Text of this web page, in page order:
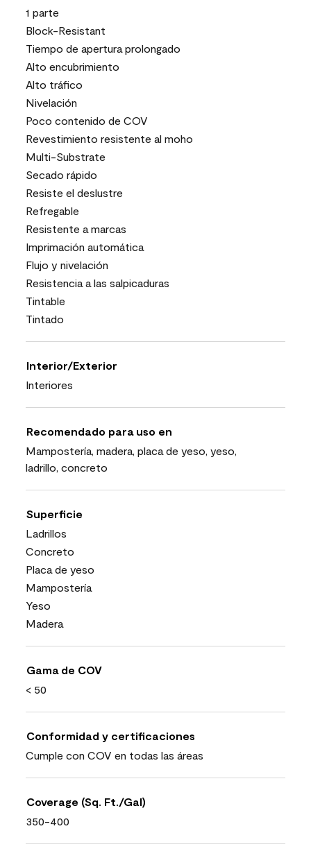
1 parte
Block-Resistant
Tiempo de apertura prolongado
Alto encubrimiento
Alto tráfico
Nivelación
Poco contenido de COV
Revestimiento resistente al moho
Multi-Substrate
Secado rápido
Resiste el deslustre
Refregable
Resistente a marcas
Imprimación automática
Flujo y nivelación
Resistencia a las salpicaduras
Tintable
Tintado
Interior/Exterior
Interiores
Recomendado para uso en
Mampostería, madera, placa de yeso, yeso,
ladrillo, concreto
Superficie
Ladrillos
Concreto
Placa de yeso
Mampostería
Yeso
Madera
Gama de COV
< 50
Conformidad y certificaciones
Cumple con COV en todas las áreas
Coverage (Sq. Ft./Gal)
350-400